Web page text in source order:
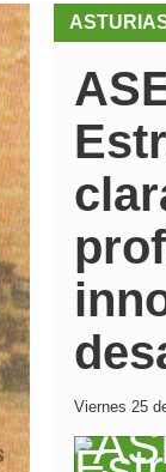
Viernes 25